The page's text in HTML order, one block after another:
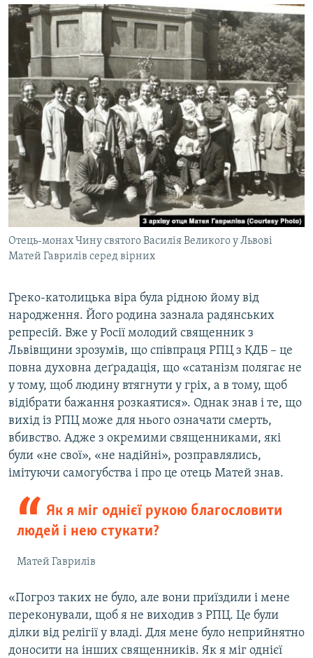
Отець-монах Чину святого Василія Великого у Львові
Матей Гаврилів серед вірних
Греко-католицька віра була рідною йому від
народження. Його родина зазнала радянських
репресій. Вже у Росії молодий священник з
Львівщини зрозумів, що співпраця РПЦ з КДБ – це
повна духовна деґрадація, що «сатанізм полягає не
у тому, щоб людину втягнути у гріх, а в тому, щоб
відібрати бажання розкаятися». Однак знав і те, що
вихід із РПЦ може для нього означати смерть,
вбивство. Адже з окремими священниками, які
були «не свої», «не надійні», розправлялись,
імітуючи самогубства і про це отець Матей знав.
Як я міг однієї рукою благословити
людей і нею стукати?
Матей Гаврилів
«Погроз таких не було, але вони приїздили і мене
переконували, щоб я не виходив з РПЦ. Це були
ділки від релігії у владі. Для мене було неприйнятно
доносити на інших священників. Як я міг однієї